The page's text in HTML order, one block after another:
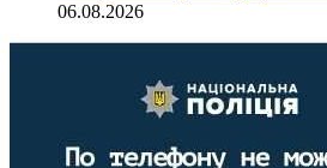
06.08.2026